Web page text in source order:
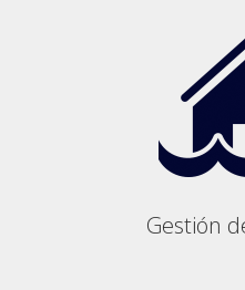
Gestión